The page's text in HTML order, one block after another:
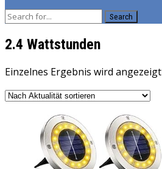
Search
‎2.4 Wattstunden
Einzelnes Ergebnis wird angezeigt